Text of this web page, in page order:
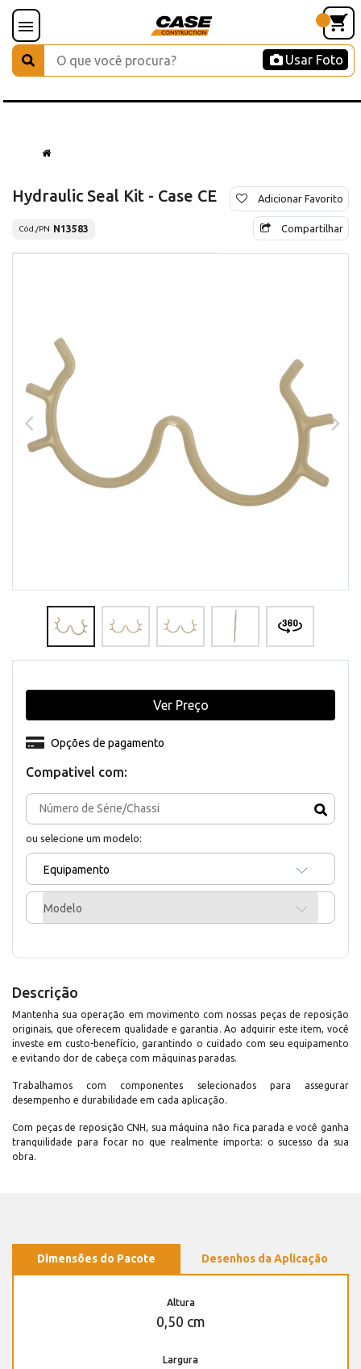
Usar Foto
Hydraulic Seal Kit - Case CE
Cód./PN N13583
Adicionar Favorito
Compartilhar
Compativel com:
ou selecione um modelo:
Equipamento
Modelo
Opções de pagamento
Ver Preço
Descrição
Mantenha sua operação em movimento com nossas peças de reposição
originais, que oferecem qualidade e garantia. Ao adquirir este item, você
investe em custo-benefício, garantindo o cuidado com seu equipamento
e evitando dor de cabeça com máquinas paradas.
Trabalhamos com componentes selecionados para assegurar
desempenho e durabilidade em cada aplicação.
Com peças de reposição CNH, sua máquina não fica parada e você ganha
tranquilidade para focar no que realmente importa: o sucesso da sua
obra.
Dimensões do Pacote Desenhos da Aplicação
Altura
0,50 cm
Largura